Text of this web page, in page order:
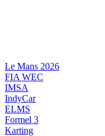
Le Mans 2026
FIA WEC
IMSA
IndyCar
ELMS
Formel 3
Karting